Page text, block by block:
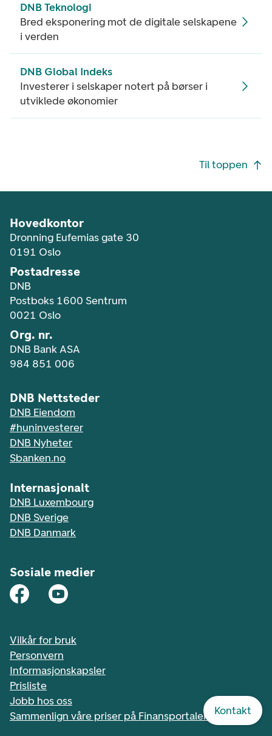
Kontakt
DNB Teknologi
Bred eksponering mot de digitale selskapene
i verden
DNB Global Indeks
Investerer i selskaper notert på børser i
utviklede økonomier
Til toppen
Hovedkontor
Dronning Eufemias gate 30
0191 Oslo
Postadresse
DNB
Postboks 1600 Sentrum
0021 Oslo
Org. nr.
DNB Bank ASA
984 851 006
DNB Nettsteder
DNB Eiendom
#huninvesterer
DNB Nyheter
Sbanken.no
Internasjonalt
DNB Luxembourg
DNB Sverige
DNB Danmark
Sosiale medier
Vilkår for bruk
Personvern
Informasjonskapsler
Prisliste
Jobb hos oss
Sammenlign våre priser på Finansportalen.no